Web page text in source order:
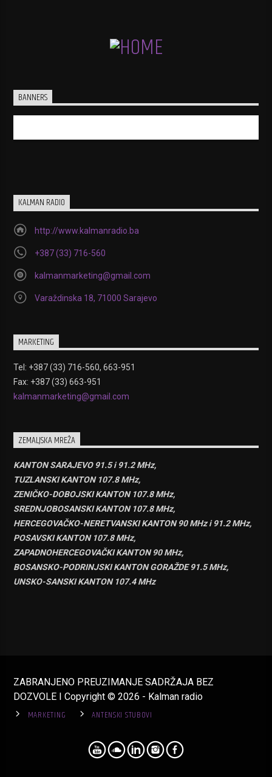
BANNERS
KALMAN RADIO
http://www.kalmanradio.ba
+387 (33) 716-560
kalmanmarketing@gmail.com
Varaždinska 18, 71000 Sarajevo
MARKETING
Tel: +387 (33) 716-560, 663-951
Fax: +387 (33) 663-951
kalmanmarketing@gmail.com
ZEMALJSKA MREŽA
KANTON SARAJEVO 91.5 i 91.2 MHz,
TUZLANSKI KANTON 107.8 MHz,
ZENIČKO-DOBOJSKI KANTON 107.8 MHz,
SREDNJOBOSANSKI KANTON 107.8 MHz,
HERCEGOVAČKO-NERETVANSKI KANTON 90 MHz i 91.2 MHz,
POSAVSKI KANTON 107.8 MHz,
ZAPADNOHERCEGOVAČKI KANTON 90 MHz,
BOSANSKO-PODRINJSKI KANTON GORAŽDE 91.5 MHz,
UNSKO-SANSKI KANTON 107.4 MHz
ZABRANJENO PREUZIMANJE SADRŽAJA BEZ
DOZVOLE I Copyright © 2026 - Kalman radio
MARKETING ANTENSKI STUBOVI